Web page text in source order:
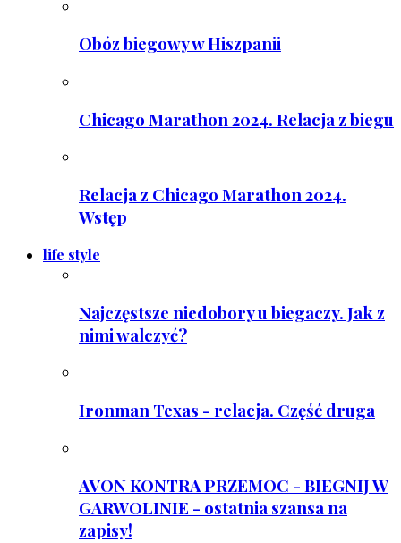
Obóz biegowy w Hiszpanii
Chicago Marathon 2024. Relacja z biegu
Relacja z Chicago Marathon 2024.
Wstęp
life style
Najczęstsze niedobory u biegaczy. Jak z
nimi walczyć?
Ironman Texas - relacja. Część druga
AVON KONTRA PRZEMOC - BIEGNIJ W
GARWOLINIE - ostatnia szansa na
zapisy!